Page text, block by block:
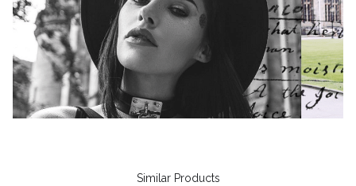
Similar Products